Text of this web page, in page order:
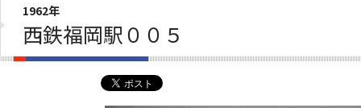
1962年
西鉄福岡駅００５